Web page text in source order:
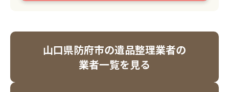
山口県防府市の遺品整理業者の
業者一覧を見る